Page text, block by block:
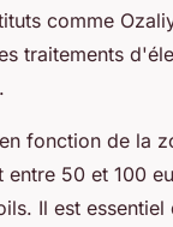
comme
traitements
fonction de la
entre 50 et 100
Il est